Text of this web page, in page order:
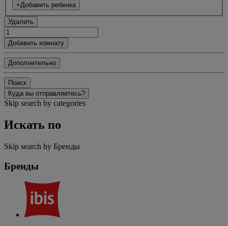
+Добавить ребенка
Удалить
Добавить комнату
Дополнительно
Поиск
Куда вы отправляетесь?
Skip search by categories
Искать по
Skip search by Бренды
Бренды